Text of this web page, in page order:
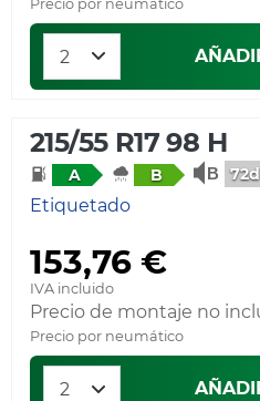
Precio por neumático
215/55 R17 98 H
A B
Etiquetado
153,76 €
IVA incluido
Precio de montaje no
Precio por neumático